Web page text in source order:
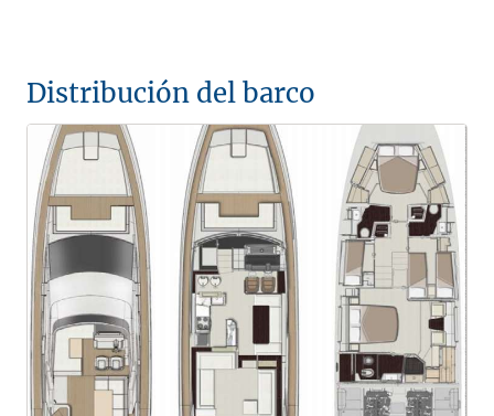
Distribución del barco